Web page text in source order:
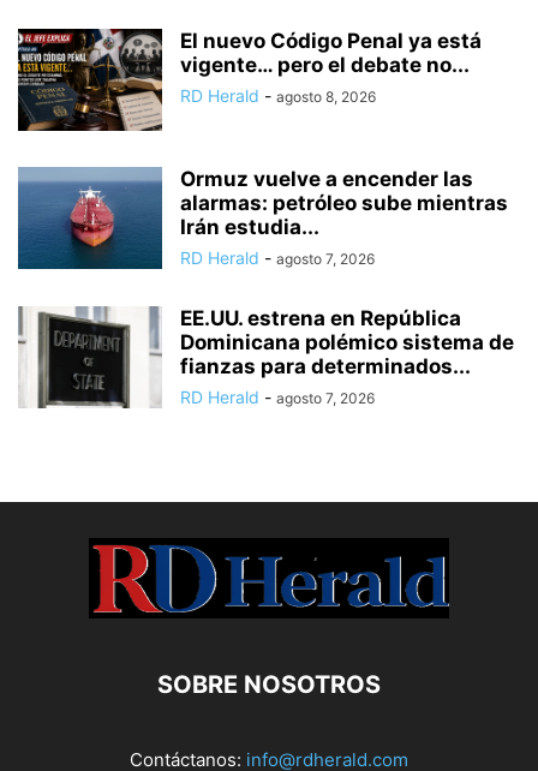
El nuevo Código Penal ya está
vigente… pero el debate no...
RD Herald - agosto 8, 2026
Ormuz vuelve a encender las
alarmas: petróleo sube mientras
Irán estudia...
RD Herald - agosto 7, 2026
EE.UU. estrena en República
Dominicana polémico sistema de
fianzas para determinados...
RD Herald - agosto 7, 2026
SOBRE NOSOTROS
Contáctanos: info@rdherald.com